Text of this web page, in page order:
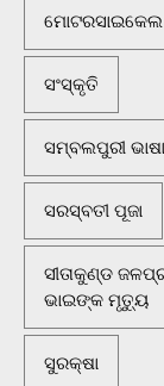
ମୋଟରସାଇକେଲ
ସଂସ୍କୃତି
ସମ୍ବଲପୁରୀ
ସରସ୍ବତୀ ପୂଜା
ସୀତାକୁଣ୍ଡ
ଭାଇଙ୍କ ମୃତ୍ୟୁ
ସୁରକ୍ଷା